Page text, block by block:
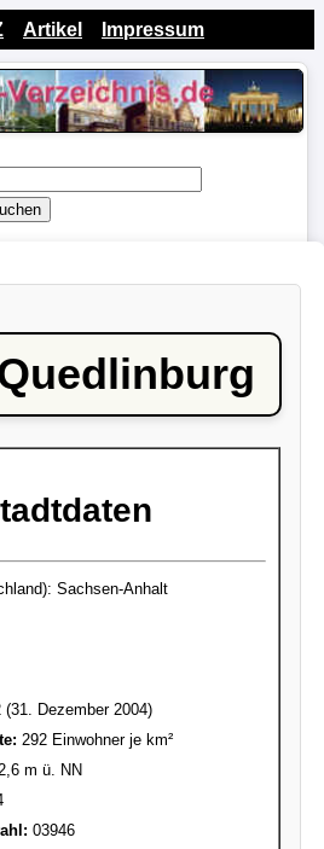
Artikel Impressum
Sachsen-Anhalt
(31. Dezember 2004)
292 Einwohner je km²
m ü. NN
03946